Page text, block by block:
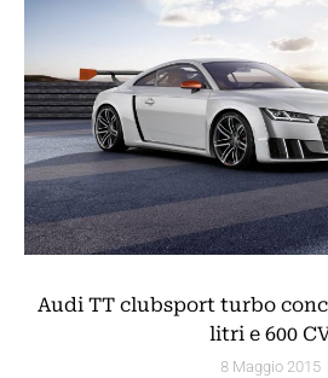
Audi TT clubsport turbo
litri e 600
8 Maggio 2015